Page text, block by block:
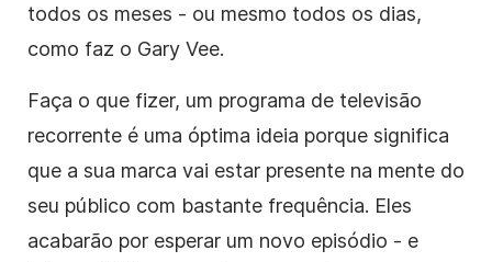
todos os meses - ou mesmo todos os dias,
como faz o Gary Vee.
Faça o que fizer, um programa de televisão
recorrente é uma óptima ideia porque significa
que a sua marca vai estar presente na mente do
seu público com bastante frequência. Eles
acabarão por esperar um novo episódio - e